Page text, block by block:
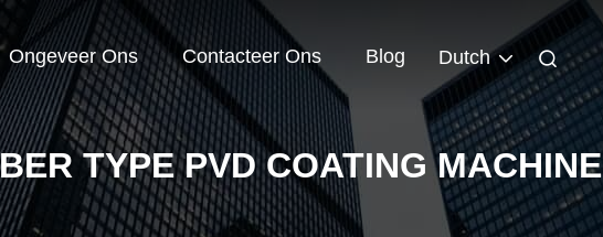
Ongeveer Ons Contacteer Ons Blog Dutch
TYPE PVD COATING MACHINE